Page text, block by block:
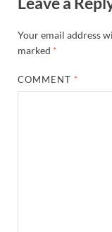
Your email address
marked *
COMMENT *